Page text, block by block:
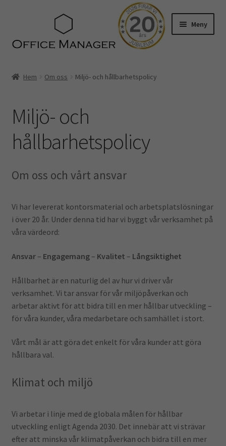
navigering
innehåll
Meny
Om oss
Miljö- och hållbarhetspolicy
Utvalt för…
Ekonomi & Bokföring
Skola & Förskola
Kassa
Integritetspolicy
Returpolicy
Varukorg
Hem Om oss Miljö- och hållbarhetspolicy
Miljö- och
hållbarhetspolicy
Om oss och vårt ansvar
Vi har levererat kontorsmaterial och arbetsplatslösningar
i över 20 år. Under denna tid har vi byggt vår verksamhet på
våra värdeord:
Ansvar– Engagemang– Kvalitet – Långsiktighet
Hållbarhet är en naturlig del av hur vi driver vår
verksamhet. Vi tar ansvar för vår miljöpåverkan och
arbetar aktivt för att bidra till en mer hållbar utveckling –
för våra kunder, våra medarbetare och samhället i stort.
Vårt mål är att göra det enkelt för våra kunder att göra
hållbara val.
Klimat och miljö
Vi arbetar i linje med de globala målen för hållbar
utveckling enligt Agenda 2030. Det innebär att vi strävar
efter att minska vår klimatpåverkan och bidra till en mer